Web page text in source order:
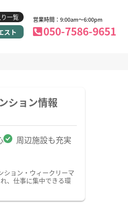
一覧
スト
営業時間：9:00am～6:00pm
050-7586-9651
ション情報
周辺施設も充実
ション・ウィークリーマ
、仕事に集中できる環